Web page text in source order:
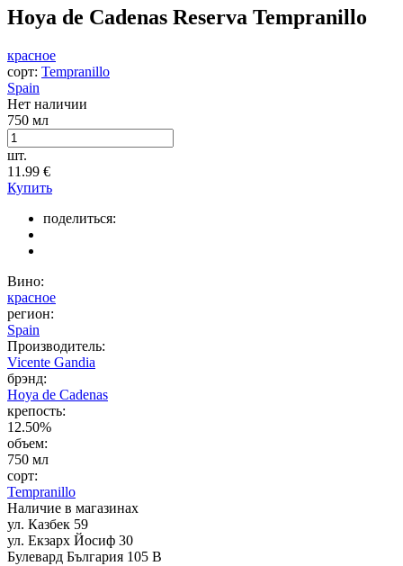
Hoya de Cadenas Reserva Tempranillo
красное
сорт: Tempranillo
Spain
Нет наличии
750 мл
шт.
11.99 €
Купить
поделиться:
Вино:
красное
регион:
Spain
Производитель:
Vicente Gandia
брэнд:
Hoya de Cadenas
крепость:
12.50%
объем:
750 мл
сорт:
Tempranillo
Наличие в магазинах
ул. Казбек 59
ул. Екзарх Йосиф 30
Булевард България 105 В